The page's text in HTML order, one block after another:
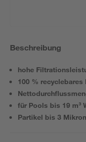
Beschreibung
hohe
100 % recyclebares
für Pools bis 19 m³
Partikel bis 3